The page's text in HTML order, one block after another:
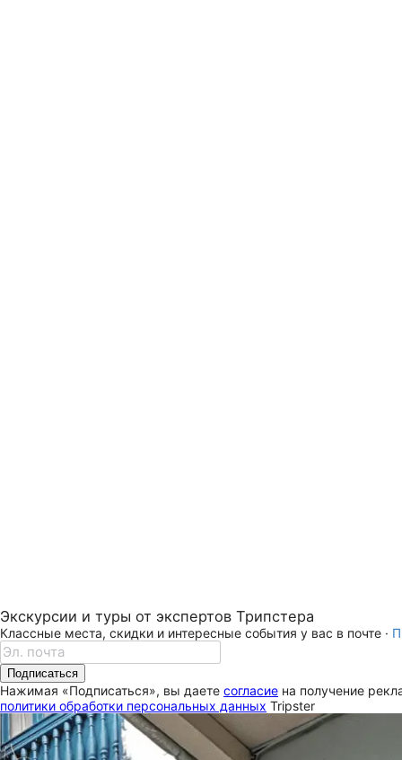
Экскурсии и туры от экспертов Трипстера
Классные места, скидки и интересные события у вас в почте ·
Подписаться
Нажимая «Подписаться», вы даете согласие на получение
политики обработки персональных данных Tripster